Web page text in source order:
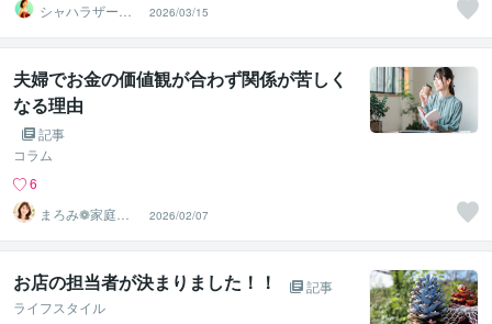
シャハラザード
沙織
2026/03/15
夫婦でお金の価値観が合わず関係が苦しく
なる理由
記事
コラム
6
まろみ❁家庭・
家族のピアカウ
ンセラー
2026/02/07
お店の担当者が決まりました！！
記事
ライフスタイル